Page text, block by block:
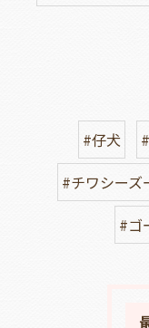
#仔犬
#チワシーズ
#ゴ